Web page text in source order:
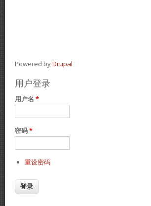
Powered byDrupal
用户登录
用户名 *
密码*
重设密码